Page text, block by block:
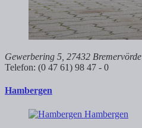
Gewerbering 5, 27432 Bremervörde
Telefon: (0 47 61) 98 47 - 0
Hambergen